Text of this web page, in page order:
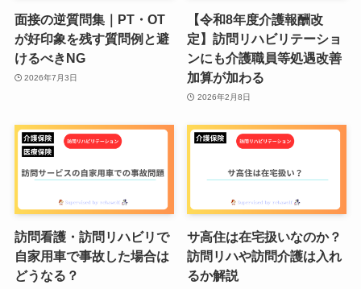
面接の逆質問集｜PT・OT
が好印象を残す質問例と避
けるべきNG
2026年7月3日
【令和8年度介護報酬改
定】訪問リハビリテーショ
ンにも介護職員等処遇改善
加算が加わる
2026年2月8日
訪問看護・訪問リハビリで
自家用車で事故した場合は
どうなる？
サ高住は在宅扱いなのか？
訪問リハや訪問介護は入れ
るか解説